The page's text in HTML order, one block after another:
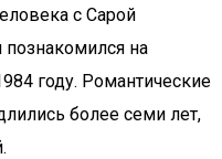
с Сарой
на
году. Романтические
более семи лет,